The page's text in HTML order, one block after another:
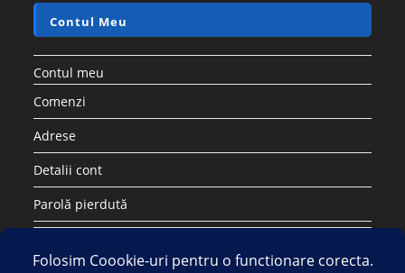
Contul Meu
Contul meu
Comenzi
Adrese
Detalii cont
Parolă pierdută